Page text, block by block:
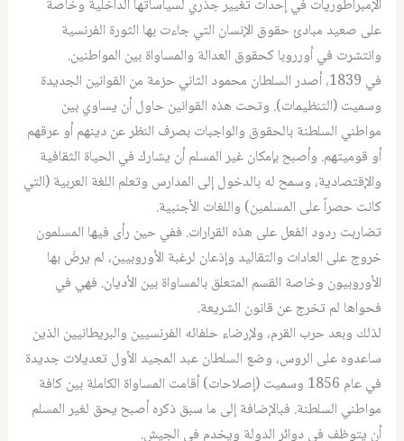
الإمبراطوريات في إحداث تغيير جذري لسياساتها الداخلية وخاصة
على صعيد مبادئ حقوق الإنسان التي جاءت بها الثورة الفرنسية
وانتشرت في أورروبا كحقوق العدالة والمساواة بين المواطنين.
في 1839، أصدر السلطان محمود الثاني حزمة من القوانين الجديدة
وسميت (التنظيمات). وتحت هذه القوانين حاول أن يساوي بين
مواطني السلطنة بالحقوق والواجبات بصرف النظر عن دينهم أو عرقهم
أو قوميتهم. وأصبح بإمكان غير المسلم أن يشارك في الحياة الثقافية
والإقتصادية، وسمح له بالدخول إلى المدارس وتعلم اللغة العربية (التي
كانت حصراً على المسلمين) واللغات الأجنبية.
تضاربت ردود الفعل على هذه القرارات. ففي حين رأى فيها المسلمون
خروج على العادات والتقاليد وإذعان لرغبة الأوروبيين، لم يرضَ بها
الأوروبيون وخاصة القسم المتعلق بالمساواة بين الأديان. فهي في
فحواها لم تخرج عن قانون الشريعة.
لذلك وبعد حرب القرم، ولإرضاء حلفائه الفرنسيين والبريطانيين الذين
ساعدوه على الروس، وضع السلطان عبد المجيد الأول تعديلات جديدة
في عام 1856 وسميت (إصلاحات) أقامت المساواة الكاملة بين كافة
مواطني السلطنة. فبالإضافة إلى ما سبق ذكره أصبح يحق لغير المسلم
أن يتوظف في دوائر الدولة ويخدم في الجيش.